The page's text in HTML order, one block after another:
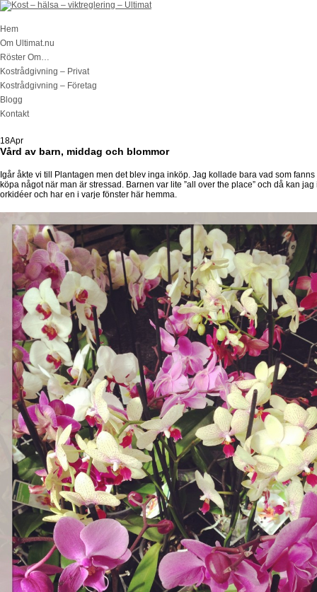
Hem
Om Ultimat.nu
Röster Om…
Kostrådgivning – Privat
Kostrådgivning – Företag
Blogg
Kontakt
18Apr
Vård av barn, middag och blommor
Igår åkte vi till Plantagen men det blev inga inköp. Jag kollade bara vad som
köpa något när man är stressad. Barnen var lite ”all over the place” och då kan
orkidéer och har en i varje fönster här hemma.